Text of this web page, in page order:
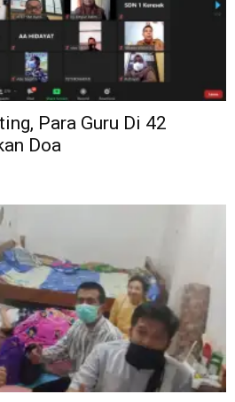
Para Guru Di 42
Doa